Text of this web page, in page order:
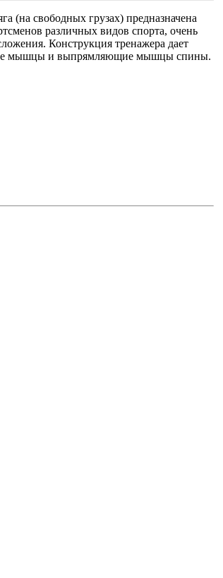
свободных грузах) предназначена
различных видов спорта, очень
Конструкция тренажера дает
мышцы и выпрямляющие мышцы спины.